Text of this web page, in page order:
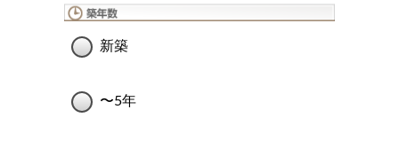
新築
〜5年